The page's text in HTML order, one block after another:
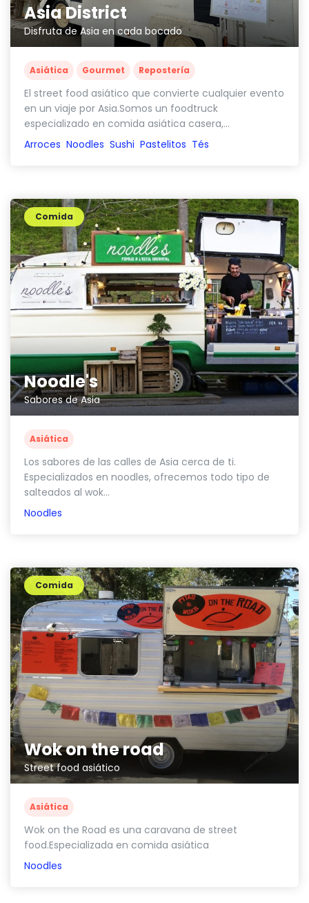
Asia District
Disfruta de Asia en cada bocado
Asiática Gourmet Repostería
El street food asiático que convierte cualquier evento
en un viaje por Asia.Somos un foodtruck
especializado en comida asiática casera,...
Arroces Noodles Sushi Pastelitos Tés
Noodle's
Sabores de Asia
Comida
Asiática
Los sabores de las calles de Asia cerca de ti.
Especializados en noodles, ofrecemos todo tipo de
salteados al wok...
Noodles
Wok on the road
Street food asiático
Comida
Asiática
Wok on the Road es una caravana de street
food.Especializada en comida asiática
Noodles